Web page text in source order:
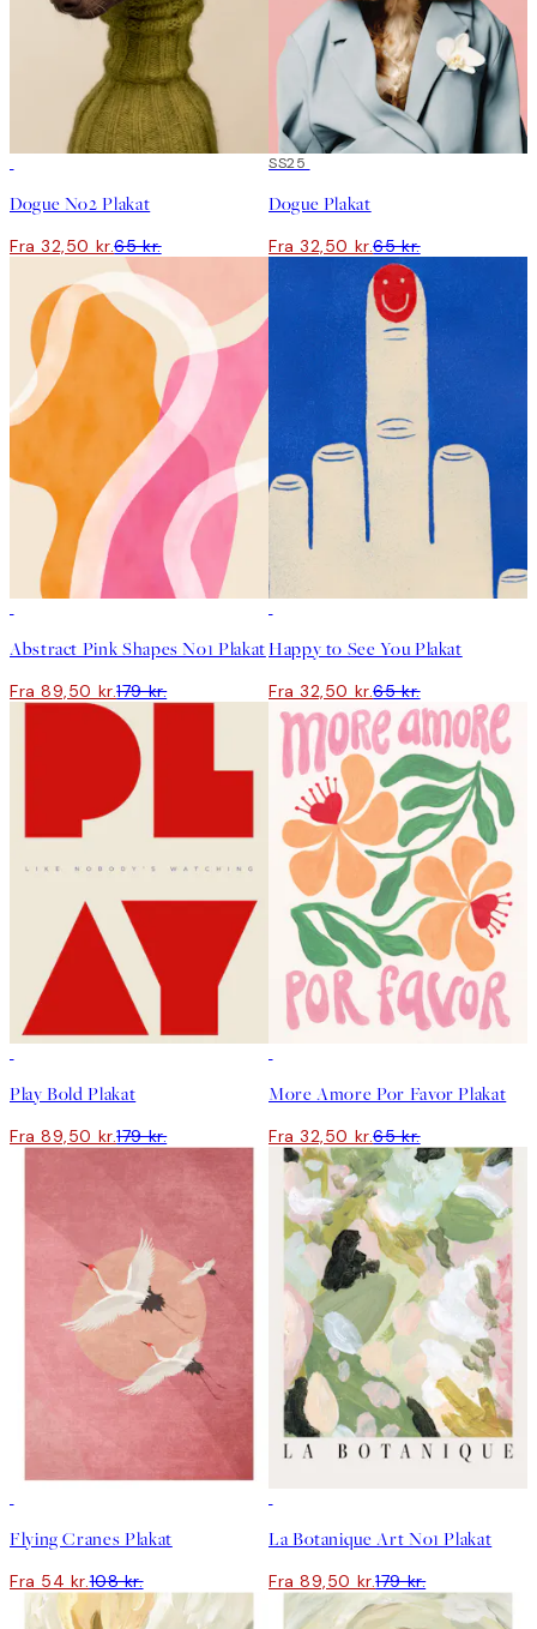
Dogue No2 Plakat
Fra 32,50 kr.65 kr.
50%*
SS25
Dogue Plakat
Fra 32,50 kr.65 kr.
Abstract Pink Shapes No1 Plakat
Fra 89,50 kr.179 kr.
Happy to See You Plakat
Fra 32,50 kr.65 kr.
Play Bold Plakat
Fra 89,50 kr.179 kr.
More Amore Por Favor Plakat
Fra 32,50 kr.65 kr.
Flying Cranes Plakat
Fra 54 kr.108 kr.
La Botanique Art No1 Plakat
Fra 89,50 kr.179 kr.